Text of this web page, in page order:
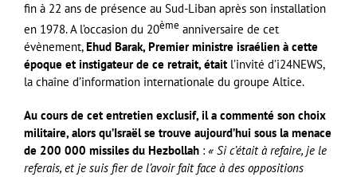
fin à 22 ans de présence au Sud-Liban après son installation
en 1978. A l’occasion du 20ème anniversaire de cet
évènement,Ehud Barak, Premier ministre israélien à cette
époque et instigateur de ce retrait, était l’invité d’i24NEWS,
la chaîne d’information internationale du groupe Altice.
Au cours de cet entretien exclusif, il a commenté son choix
militaire, alors qu’Israël se trouve aujourd’hui sous la menace
de 200 000 missiles du Hezbollah : « Si c’était à refaire, je le
referais, et je suis fier de l’avoir fait face à des oppositions